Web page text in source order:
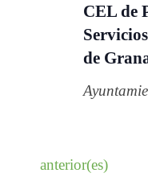
CEL de
de
E
anterior(es)